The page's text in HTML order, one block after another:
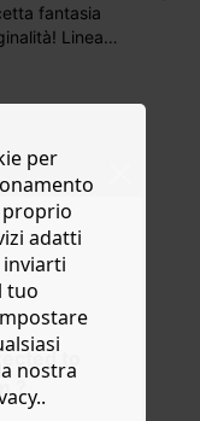
to
fantasia
Linea
cotone
chimici né
per
adatti
inviarti
tuo
nostra